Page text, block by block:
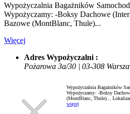
Wypożyczalnia Bagażników
Wypożyczamy: -Boksy Dachowe
Bazowe (MontBlanc, Thule)...
Więcej
Adres Wypożyczalni :
Pożarowa 3a/30 | 03-308
Wypożyczalnia Bagażników
Wypożyczamy: -Boksy
(MontBlanc, Thule)...
więcej